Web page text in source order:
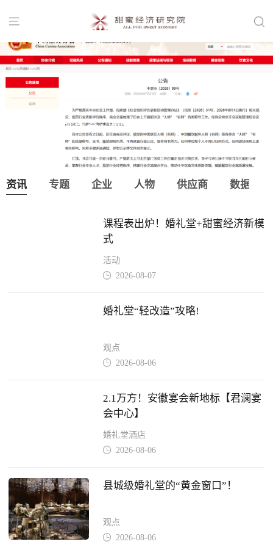
 
中国烹饪协会：取消“大师”“名师”等称
资讯 专题 企业 人物 供应商 数据
课程表出炉！婚礼堂+甜蜜经济新模
式
活动
 2026-08-07
婚礼堂“轻改造”攻略!
观点
 2026-08-06
2.1万方！安徽宴会新地标【君澜宴
会中心】
婚礼堂酒店
 2026-08-06
县城级婚礼堂的“黄金窗口”！
观点
 2026-08-06